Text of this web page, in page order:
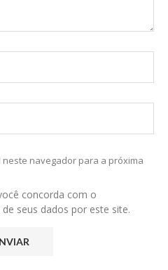
navegador para a próxima
concorda com o
seus dados por este site.